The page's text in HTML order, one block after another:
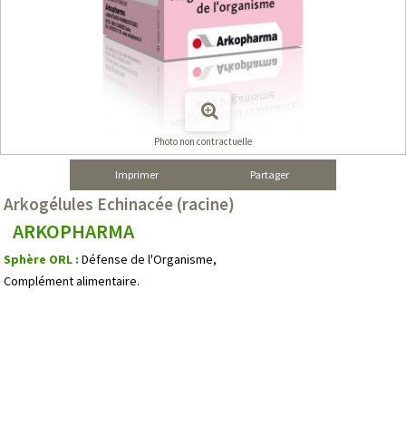
Photo non contractuelle
Imprimer Partager
Arkogélules Echinacée (racine)
ARKOPHARMA
Sphère ORL :Défense de l'Organisme,
Complément alimentaire.